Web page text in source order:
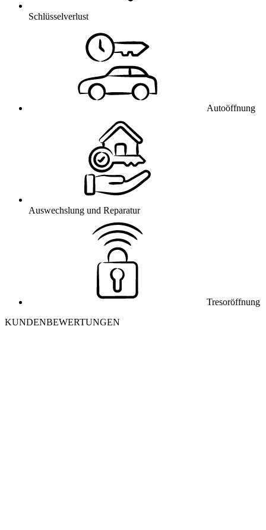
Schlüsselverlust
Autoöffnung
Auswechslung und Reparatur
Tresoröffnung
KUNDENBEWERTUNGEN